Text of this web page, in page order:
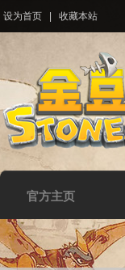
设为首页 收藏本站
官方主页